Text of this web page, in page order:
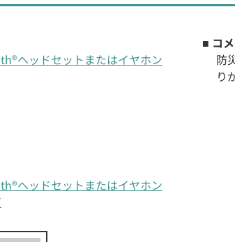
ヘッドセットまたはイヤホン
ヘッドセットまたはイヤホン
■ コ
防
り